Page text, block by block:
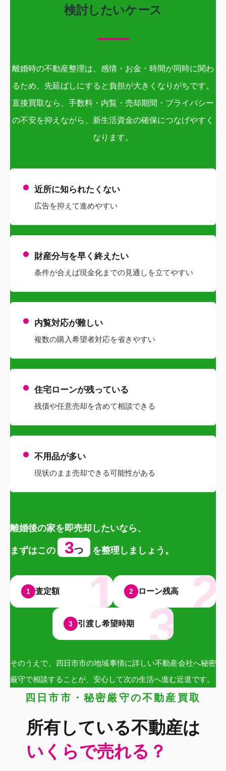
検討したいケース
離婚時の不動産整理は、感情・お金・時間が同時に関わ
るため、先延ばしにすると負担が大きくなりがちです。
直接買取なら、手数料・内覧・売却期間・プライバシー
の不安を抑えながら、新生活資金の確保につなげやすく
なります。
近所に知られたくない
広告を抑えて進めやすい
財産分与を早く終えたい
条件が合えば現金化までの見通しを立てやすい
内覧対応が難しい
複数の購入希望者対応を省きやすい
住宅ローンが残っている
残債や任意売却を含めて相談できる
不用品が多い
現状のまま売却できる可能性がある
離婚後の家を即売却したいなら、
まずはこの 3つ を整理しましょう。
1 査定額 2 ローン残高
3 引渡し希望時期
そのうえで、四日市市の地域事情に詳しい不動産会社へ秘密
厳守で相談することが、安心して次の生活へ進む近道です。
四日市市・秘密厳守の不動産買取
所有している不動産は
いくらで売れる？